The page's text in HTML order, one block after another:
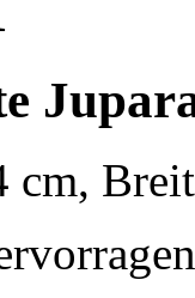
cm,